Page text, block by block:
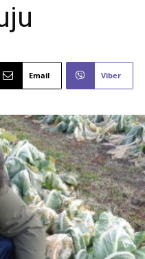
Email Viber